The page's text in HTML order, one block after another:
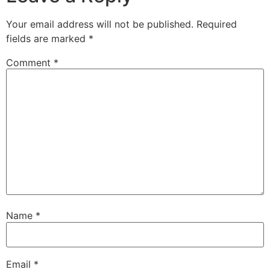
Your email address will not be published. Required
fields are marked *
Comment *
Name *
Email *